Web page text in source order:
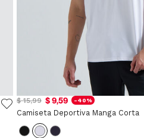
$ 15,99 $ 9,59 -40%
Camiseta Deportiva Manga Corta